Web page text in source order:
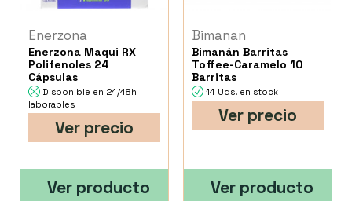
Enerzona
Enerzona Maqui RX
Polifenoles 24
Cápsulas
Disponible en 24/48h
laborables
Ver precio
Ver producto
Bimanan
Bimanán Barritas
Toffee-Caramelo 10
Barritas
14 Uds. en stock
Ver precio
Ver producto